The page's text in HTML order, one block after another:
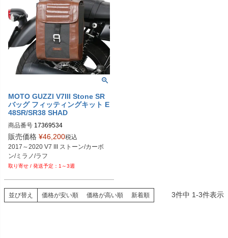
MOTO GUZZI V7III Stone SR
バッグ フィッティングキット E
48SR/SR38 SHAD
商品番号 17369534
M型番：M0V787SR
販売価格 ¥46,200税込
2017～2020 V7 III ストーン/カーボ
ン/ミラノ/ラフ
1～3週
並び替え 価格が安い順 価格が高い順 新着順 3件中 1-3件表示